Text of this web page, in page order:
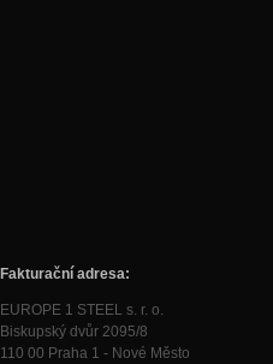
Fakturační adresa:
EUROPE 1 STEEL s. r. o.
Biskupský dvůr 2095/8
110 00 Praha 1 - Nové Město